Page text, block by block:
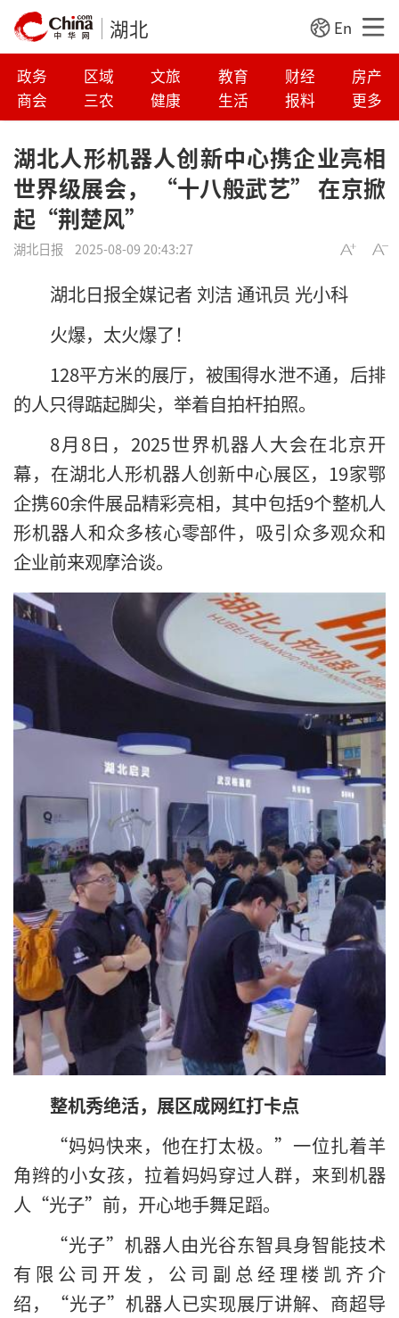
湖北 En
政务 区域 文旅 教育 财经
房产
商会
三农 健康 生活 报料 更多
湖北人形机器人创新中心携企业亮相
世界级展会， “十八般武艺” 在京掀
起“荆楚风”
湖北日报 2025-08-09 20:43:27
湖北日报全媒记者 刘洁 通讯员 光小科
火爆，太火爆了！
128平方米的展厅，被围得水泄不通，后排
的人只得踮起脚尖，举着自拍杆拍照。
8月8日，2025世界机器人大会在北京开
幕，在湖北人形机器人创新中心展区，19家鄂
企携60余件展品精彩亮相，其中包括9个整机人
形机器人和众多核心零部件，吸引众多观众和
企业前来观摩洽谈。
整机秀绝活，展区成网红打卡点
“妈妈快来，他在打太极。”一位扎着羊
角辫的小女孩，拉着妈妈穿过人群，来到机器
人“光子”前，开心地手舞足蹈。
“光子”机器人由光谷东智具身智能技术
有限公司开发，公司副总经理楼凯齐介
绍，“光子”机器人已实现展厅讲解、商超导